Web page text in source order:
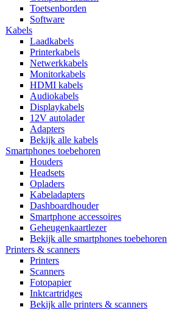
Toetsenborden
Software
Kabels
Laadkabels
Printerkabels
Netwerkkabels
Monitorkabels
HDMI kabels
Audiokabels
Displaykabels
12V autolader
Adapters
Bekijk alle kabels
Smartphones toebehoren
Houders
Headsets
Opladers
Kabeladapters
Dashboardhouder
Smartphone accessoires
Geheugenkaartlezer
Bekijk alle smartphones toebehoren
Printers & scanners
Printers
Scanners
Fotopapier
Inktcartridges
Bekijk alle printers & scanners